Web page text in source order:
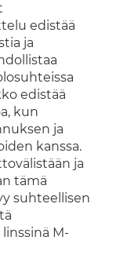
edistää
ja
edistää
kun
ja
kanssa.
ja
tämä
suhteellisen
M-